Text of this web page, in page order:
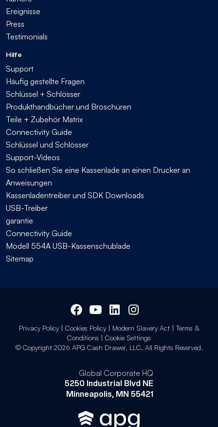
Ereignisse
Press
Testimonials
Hilfe
Support
Häufig gestellte Fragen
Schlüssel + Schlösser
Produkthandbücher und Broschüren
Teile + Zubehör Matrix
Connectivity Guide
Schlüssel und Schlösser
Support-Videos
So schließen Sie eine Kassenlade an einen Drucker an
Anweisungen
Kassenladentreiber und SDK Downloads
USB-Treiber
garantie
Connectivity Guide
Modell 554A USB-Kassenschublade
Sitemap
Privacy Policy| Cookies Policy| Modern Slavery Act| Terms &
Conditions | Cookie Settings
© Copyright 2026 APG Cash Drawer, LLC. All Rights Reserved.
Global Corporate HQ
5250 Industrial Blvd NE
Minneapolis, MN 55421